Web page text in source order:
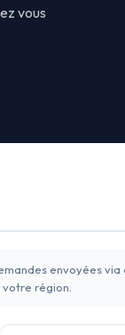
vous
envoyées
région.